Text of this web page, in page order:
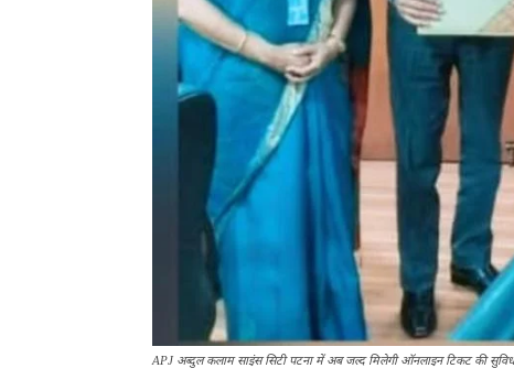
APJ अब्दुल कलाम साइंस सिटी पटना में अब जल्द मिलेगी ऑनलाइन टिकट की